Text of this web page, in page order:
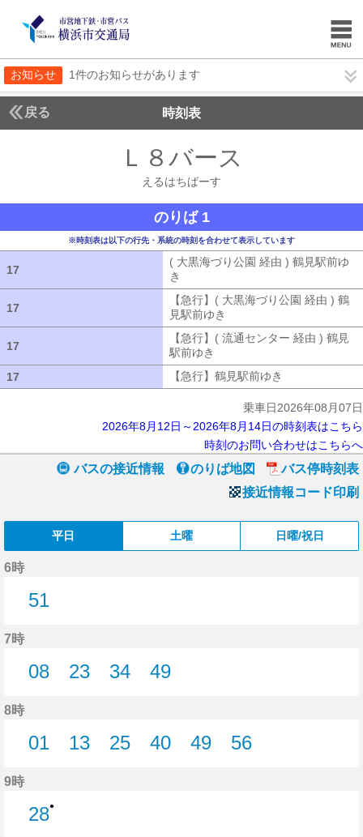
お知らせ 1件のお知らせがあります
戻る 時刻表
Ｌ８バース
えるはちばーす
のりば 1
※時刻表は以下の行先・系統の時刻を合わせて表示しています
17
( 大黒海づり公園 経由 ) 鶴見駅前ゆ
き
17
【急行】( 大黒海づり公園 経由 ) 鶴
見駅前ゆき
17
【急行】( 流通センター 経由 ) 鶴見
駅前ゆき
17
【急行】鶴見駅前ゆき
乗車日2026年08月07日
2026年8月12日～2026年8月14日の時刻表はこちら
時刻のお問い合わせはこちらへ
バスの接近情報 のりば地図
バス停時刻表
接近情報コード印刷
平日 土曜 日曜/祝日
6時
51
7時
08
23
34
49
8時
01
13
25
40
49
56
9時
28●